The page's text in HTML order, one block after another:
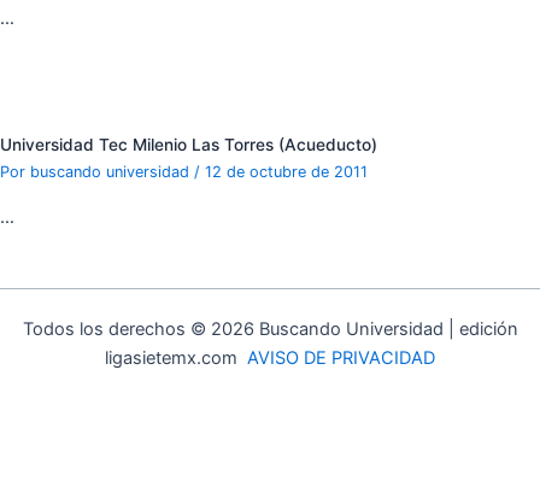
…
Universidad Tec Milenio Las Torres (Acueducto)
Por buscando universidad / 12 de octubre de 2011
…
Todos los derechos © 2026 Buscando Universidad | edición
ligasietemx.com AVISO DE PRIVACIDAD